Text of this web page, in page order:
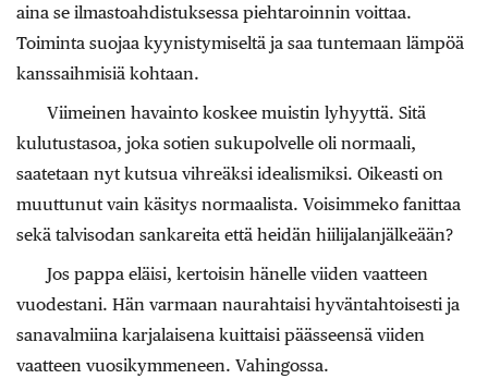
aina se ilmastoahdistuksessa piehtaroinnin voittaa.
Toiminta suojaa kyynistymiseltä ja saa tuntemaan lämpöä
kanssaihmisiä kohtaan.
Viimeinen havainto koskee muistin lyhyyttä. Sitä
kulutustasoa, joka sotien sukupolvelle oli normaali,
saatetaan nyt kutsua vihreäksi idealismiksi. Oikeasti on
muuttunut vain käsitys normaalista. Voisimmeko fanittaa
sekä talvisodan sankareita että heidän hiilijalanjälkeään?
Jos pappa eläisi, kertoisin hänelle viiden vaatteen
vuodestani. Hän varmaan naurahtaisi hyväntahtoisesti ja
sanavalmiina karjalaisena kuittaisi päässeensä viiden
vaatteen vuosikymmeneen. Vahingossa.